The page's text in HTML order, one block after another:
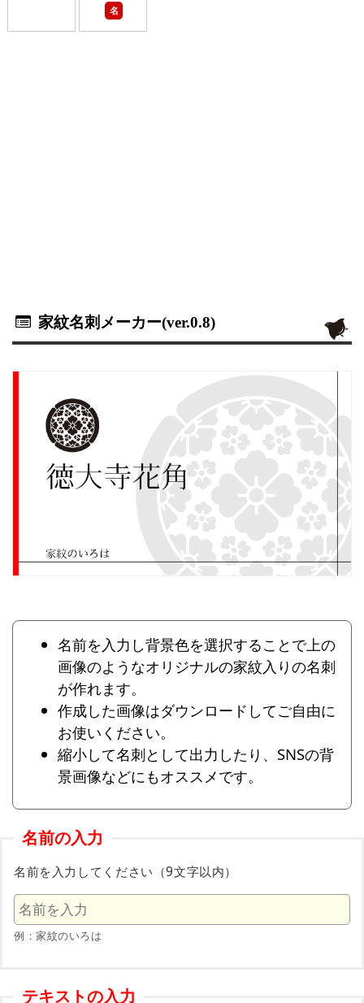
名
家紋名刺メーカー(ver.0.8)
名前を入力し背景色を選択することで上の
画像のようなオリジナルの家紋入りの名刺
が作れます。
作成した画像はダウンロードしてご自由に
お使いください。
縮小して名刺として出力したり、SNSの背
景画像などにもオススメです。
名前の入力
名前を入力してください（9文字以内）
例：家紋のいろは
テキストの入力